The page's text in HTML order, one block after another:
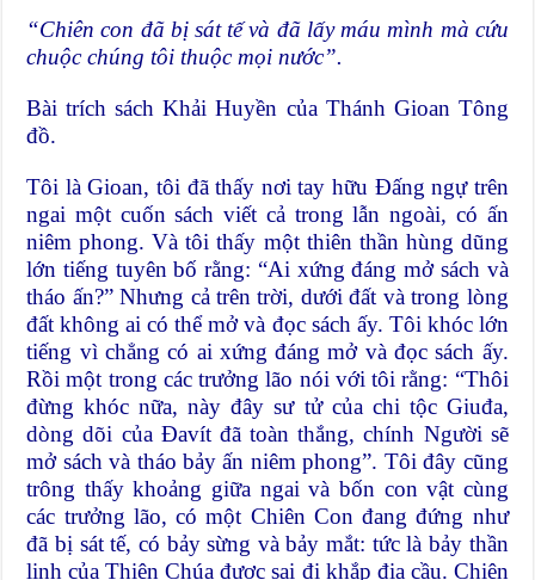
“Chiên con đã bị sát tế và đã lấy máu mình mà cứu
chuộc chúng tôi thuộc mọi nước”.
Bài trích sách Khải Huyền của Thánh Gioan Tông
đồ.
Tôi là Gioan, tôi đã thấy nơi tay hữu Ðấng ngự trên
ngai một cuốn sách viết cả trong lẫn ngoài, có ấn
niêm phong. Và tôi thấy một thiên thần hùng dũng
lớn tiếng tuyên bố rằng: “Ai xứng đáng mở sách và
tháo ấn?” Nhưng cả trên trời, dưới đất và trong lòng
đất không ai có thể mở và đọc sách ấy. Tôi khóc lớn
tiếng vì chẳng có ai xứng đáng mở và đọc sách ấy.
Rồi một trong các trưởng lão nói với tôi rằng: “Thôi
đừng khóc nữa, này đây sư tử của chi tộc Giuđa,
dòng dõi của Ðavít đã toàn thắng, chính Người sẽ
mở sách và tháo bảy ấn niêm phong”. Tôi đây cũng
trông thấy khoảng giữa ngai và bốn con vật cùng
các trưởng lão, có một Chiên Con đang đứng như
đã bị sát tế, có bảy sừng và bảy mắt: tức là bảy thần
linh của Thiên Chúa được sai đi khắp địa cầu. Chiên